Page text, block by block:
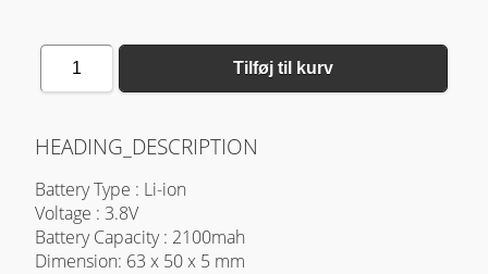
1 Tilføj til kurv
HEADING_DESCRIPTION
Battery Type : Li-ion
Voltage : 3.8V
Battery Capacity : 2100mah
Dimension: 63 x 50 x 5 mm